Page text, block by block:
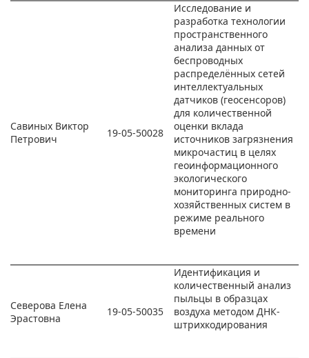
Савиных Виктор
Петрович
19-05-50028
Исследование и
разработка технологии
пространственного
анализа данных от
беспроводных
распределённых сетей
интеллектуальных
датчиков (геосенсоров)
для количественной
оценки вклада
источников загрязнения
микрочастиц в целях
геоинформационного
экологического
мониторинга природно-
хозяйственных систем в
режиме реального
времени
Северова Елена
Эрастовна
19-05-50035
Идентификация и
количественный анализ
пыльцы в образцах
воздуха методом ДНК-
штрихкодирования